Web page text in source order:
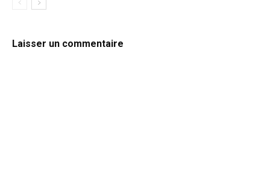
Laisser un commentaire